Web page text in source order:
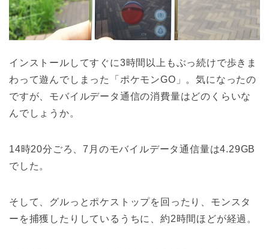
インストールしてすぐに3時間以上もぶっ続けで歩きま
わって遊んでしまった「ポケモンGO」。気になったの
ですが、モバイルデータ通信の消費量はどのくらいな
んでしょうか。
14時20分ごろ、7月のモバイルデータ通信量は4.29GB
でした。
そして、グルっとポケストップを回ったり、モンスタ
ーを捕獲したりしているうちに、約2時間ほどが経過。